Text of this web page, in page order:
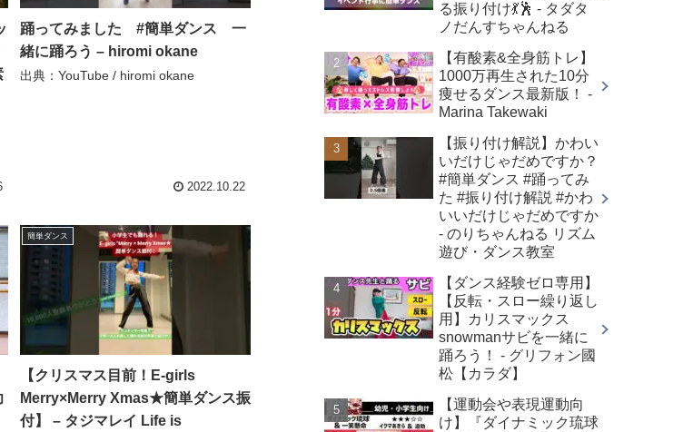
踊ってみました #簡単ダンス 一
緒に踊ろう – hiromi okane
出典：YouTube / hiromi okane
2022.10.22
簡単ダンス
【クリスマス目前！E-girls
Merry×Merry Xmas★簡単ダンス振
付】 – タジマレイ Life is
る振り付け💃🕺 - タダタ
ノだんすちゃんねる
【有酸素&全身筋トレ】
1000万再生された10分
痩せるダンス最新版！ -
Marina Takewaki
【振り付け解説】かわい
いだけじゃだめですか？
#簡単ダンス #踊ってみ
た #振り付け解説 #かわ
いいだけじゃだめですか
- のりちゃんねる リズム
遊び・ダンス教室
【ダンス経験ゼロ専用】
【反転・スロー繰り返し
用】カリスマックス
snowmanサビを一緒に
踊ろう！ - グリフォン國
松【カラダ】
【運動会や表現運動向
け】『ダイナミック琉球